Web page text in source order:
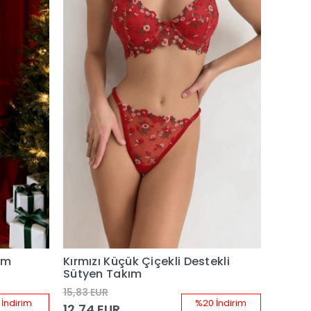
İndirim %20 İndirim
Kırmızı Küçük Çiçekli Destekli
Sütyen Takım
15,83 EUR